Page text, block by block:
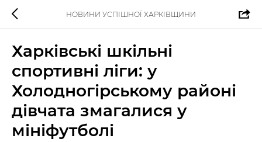
НОВИНИ УСПІШНОЇ ХАРКІВЩИНИ
Харківські шкільні
спортивні ліги: у
Холодногірському районі
дівчата змагалися у
мініфутболі